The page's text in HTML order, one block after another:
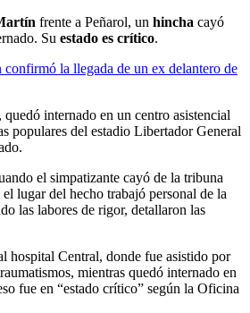
frente a Peñarol, un hincha cayó
Su estado es crítico.
confirmó la llegada de un ex delantero de
quedó internado en un centro asistencial
populares del estadio Libertador General
el simpatizante cayó de la tribuna
lugar del hecho trabajó personal de la
las labores de rigor, detallaron las
hospital Central, donde fue asistido por
mientras quedó internado en
fue en “estado crítico” según la Oficina